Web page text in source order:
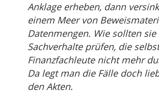
Anklage erheben, dann
einem Meer von
Datenmengen. Wie sollten sie
Sachverhalte prüfen, die selbst
Finanzfachleute nicht mehr
Da legt man die Fälle doch
den Akten.